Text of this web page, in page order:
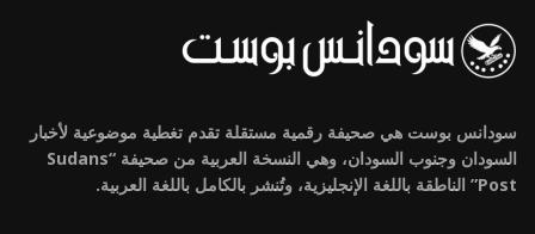
سودانس بوست هي صحيفة رقمية مستقلة تقدم تغطية موضوعية لأخبار
السودان وجنوب السودان، وهي النسخة العربية من صحيفة “Sudans
Post” الناطقة باللغة الإنجليزية، وتُنشر بالكامل باللغة العربية.